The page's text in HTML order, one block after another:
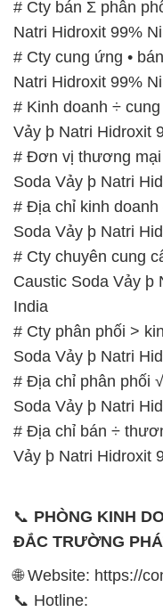
# Cty bán Σ phân
Natri Hidroxit 99%
# Cty cung ứng •
Natri Hidroxit 99%
# Kinh doanh ÷
Vảy þ Natri Hidroxit
# Đơn vị thương mại
Soda Vảy þ Natri
# Địa chỉ kinh
Soda Vảy þ Natri
# Cty chuyên cung
Caustic Soda Vảy þ
India
# Cty phân phối >
Soda Vảy þ Natri
# Địa chỉ phân phối
Soda Vảy þ Natri
# Địa chỉ bán ÷
Vảy þ Natri Hidroxit
📞 PHÒNG KINH
ĐẮC TRƯỜNG
🌐 Website: https://
📞 Hotline: